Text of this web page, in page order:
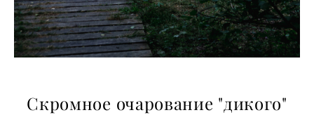
Скромное очарование "дикого"